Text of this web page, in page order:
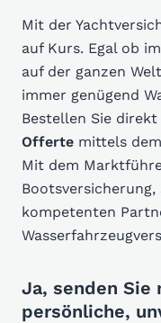
Mit der
auf Kurs. Egal ob
auf der ganzen
immer genügend
Bestellen Sie direkt
Offerte mittels
Mit dem
Bootsversicherung,
kompetenten
Ja, senden
persönliche,